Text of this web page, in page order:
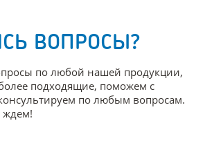
ВОПРОСЫ?
по любой нашей продукции,
подходящие, поможем с
по любым вопросам.
ждем!